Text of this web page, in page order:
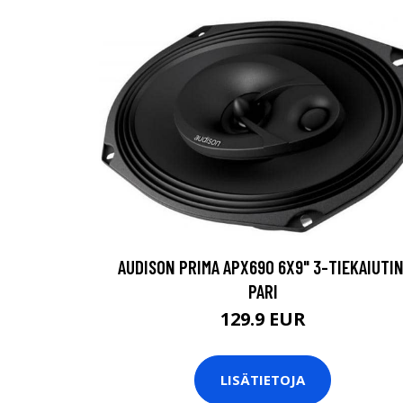
AUDISON PRIMA APX690 6X9" 3-
PARI
129.9 EUR
LISÄTIETOJA